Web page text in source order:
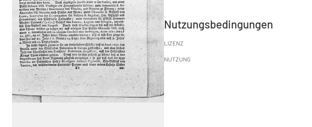
Nutzungsbedingungen
LIZENZ
NUTZUNG